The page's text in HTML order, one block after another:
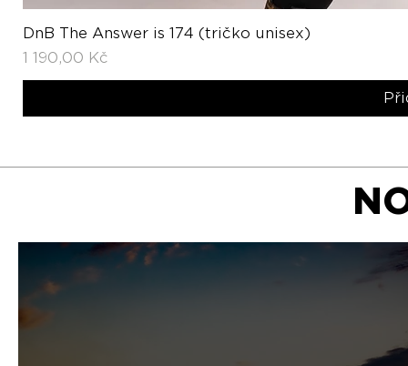
DnB The Answer is 174 (tričko unisex)
Cena
1 190,00 Kč